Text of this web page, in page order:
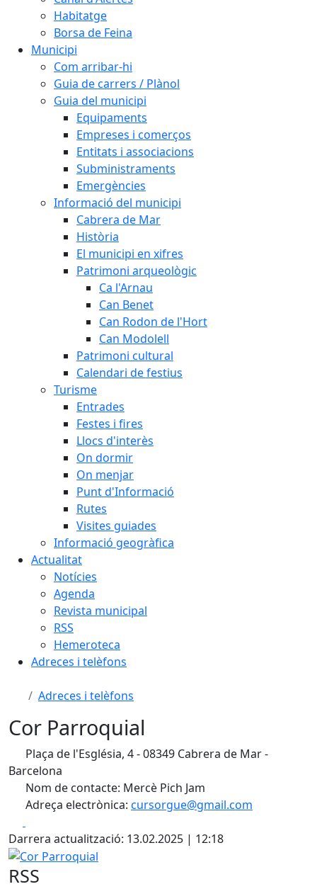
Habitatge
Borsa de Feina
Municipi
Com arribar-hi
Guia de carrers / Plànol
Guia del municipi
Equipaments
Empreses i comerços
Entitats i associacions
Subministraments
Emergències
Informació del municipi
Cabrera de Mar
Història
El municipi en xifres
Patrimoni arqueològic
Ca l'Arnau
Can Benet
Can Rodon de l'Hort
Can Modolell
Patrimoni cultural
Calendari de festius
Turisme
Entrades
Festes i fires
Llocs d'interès
On dormir
On menjar
Punt d'Informació
Rutes
Visites guiades
Informació geogràfica
Actualitat
Notícies
Agenda
Revista municipal
RSS
Hemeroteca
Adreces i telèfons
Adreces i telèfons
Cor Parroquial
Plaça de l'Església, 4 - 08349 Cabrera de Mar -
Barcelona
Nom de contacte: Mercè Pich Jam
Adreça electrònica: cursorgue@gmail.com
Darrera actualització: 13.02.2025 | 12:18
Cor Parroquial
RSS